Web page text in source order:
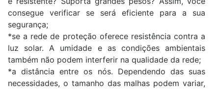
consegue verificar se será eficiente para a sua
segurança;
*se a rede de proteção oferece resistência contra a
luz solar. A umidade e as condições ambientais
também não podem interferir na qualidade da rede;
*a distância entre os nós. Dependendo das suas
necessidades, o tamanho das malhas podem variar,